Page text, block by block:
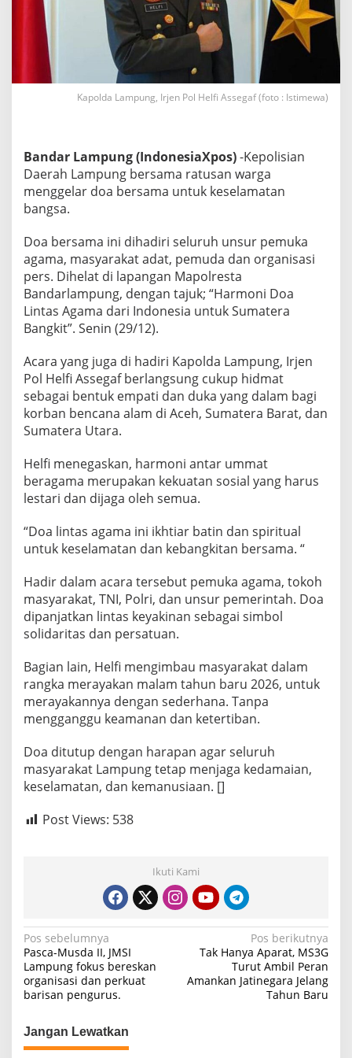
r
g
a
d
i
B
l
a
m
g
,
K
a
p
o
l
a
T
k
a
a
P
e
s
a
a
n
d
i
n
g
a
h
k
a
B
n
c
Kapolda Lampung, Irjen Pol Helfi Assegaf (foto : Istimewa)
Bandar Lampung (IndonesiaXpos)-Kepolisian
Daerah Lampung bersama ratusan warga
menggelar doa bersama untuk keselamatan
bangsa.
Doa bersama ini dihadiri seluruh unsur pemuka
agama, masyarakat adat, pemuda dan organisasi
pers. Dihelat di lapangan Mapolresta
Bandarlampung, dengan tajuk; “Harmoni Doa
Lintas Agama dari Indonesia untuk Sumatera
Bangkit”. Senin (29/12).
Acara yang juga di hadiri Kapolda Lampung, Irjen
Pol Helfi Assegaf berlangsung cukup hidmat
sebagai bentuk empati dan duka yang dalam bagi
korban bencana alam di Aceh, Sumatera Barat, dan
Sumatera Utara.
Helfi menegaskan, harmoni antar ummat
beragama merupakan kekuatan sosial yang harus
lestari dan dijaga oleh semua.
“Doa lintas agama ini ikhtiar batin dan spiritual
untuk keselamatan dan kebangkitan bersama. “
Hadir dalam acara tersebut pemuka agama, tokoh
masyarakat, TNI, Polri, dan unsur pemerintah. Doa
dipanjatkan lintas keyakinan sebagai simbol
solidaritas dan persatuan.
Bagian lain, Helfi mengimbau masyarakat dalam
rangka merayakan malam tahun baru 2026, untuk
merayakannya dengan sederhana. Tanpa
mengganggu keamanan dan ketertiban.
Doa ditutup dengan harapan agar seluruh
masyarakat Lampung tetap menjaga kedamaian,
keselamatan, dan kemanusiaan. []
Post Views: 538
Ikuti Kami
N
a
v
g
a
Pos sebelumnya
Pasca-Musda II, JMSI
Lampung fokus bereskan
organisasi dan perkuat
barisan pengurus.
Pos berikutnya
Tak Hanya Aparat, MS3G
Turut Ambil Peran
Amankan Jatinegara Jelang
Tahun Baru
Jangan Lewatkan